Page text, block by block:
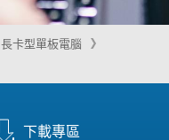
長卡型單板電腦
下載專區